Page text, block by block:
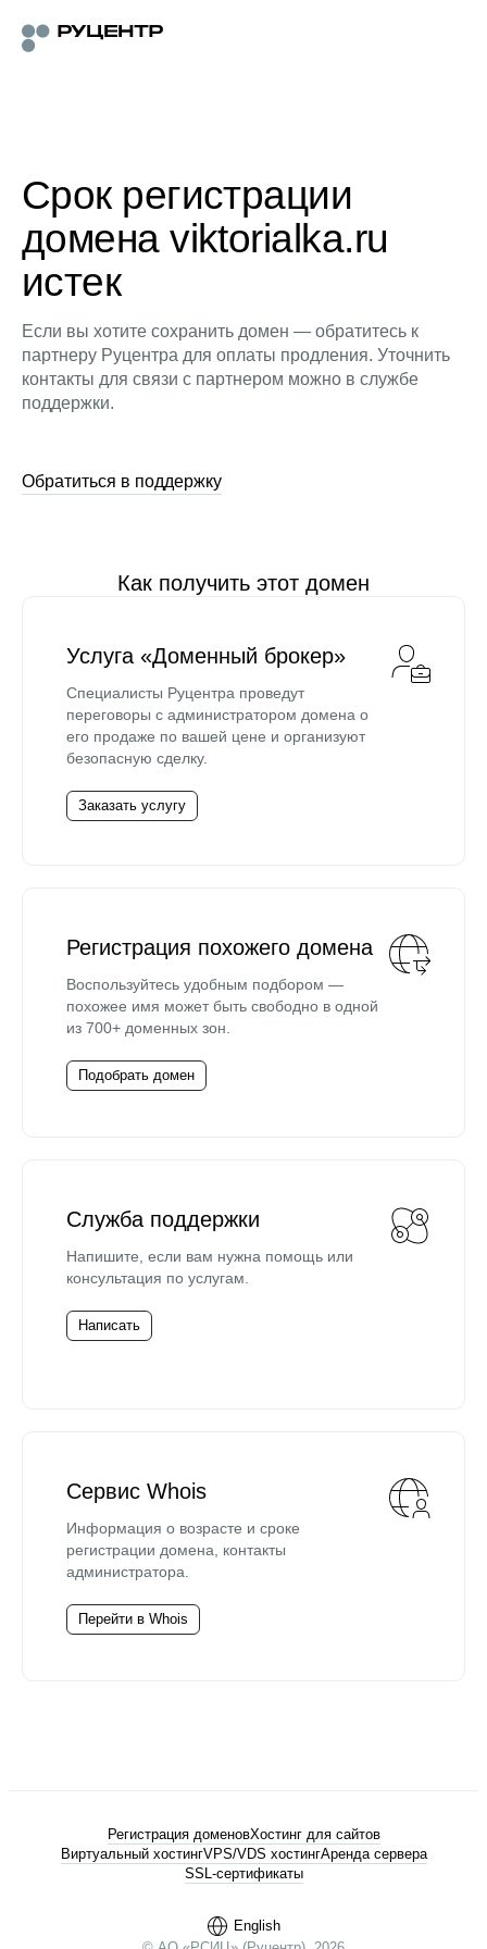
Срок регистрации
домена viktorialka.ru
истек
Если вы хотите сохранить домен — обратитесь к
партнеру Руцентра для оплаты продления. Уточнить
контакты для связи с партнером можно в службе
поддержки.
Обратиться в поддержку
Как получить этот домен
Услуга «Доменный брокер»
Специалисты Руцентра проведут
переговоры с администратором домена о
его продаже по вашей цене и организуют
безопасную сделку.
Заказать услугу
Регистрация похожего домена
Воспользуйтесь удобным подбором —
похожее имя может быть свободно в одной
из 700+ доменных зон.
Подобрать домен
Служба поддержки
Напишите, если вам нужна помощь или
консультация по услугам.
Написать
Сервис Whois
Информация о возрасте и сроке
регистрации домена, контакты
администратора.
Перейти в Whois
English
Регистрация доменовХостинг для сайтов
Виртуальный хостингVPS/VDS хостингАренда сервера
SSL-сертификаты